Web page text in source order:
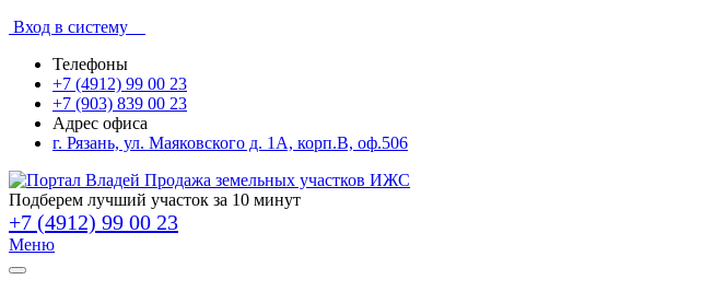
Вход в систему
Телефоны
+7 (4912) 99 00 23
+7 (903) 839 00 23
Адрес офиса
г. Рязань, ул. Маяковского д. 1А, корп.В, оф.506
Подберем лучший участок за 10 минут
+7 (4912) 99 00 23
Меню